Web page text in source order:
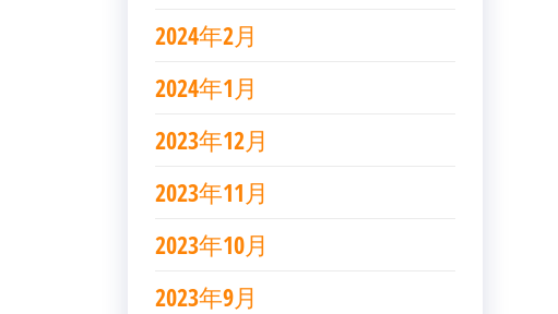
2024年2月
2024年1月
2023年12月
2023年11月
2023年10月
2023年9月